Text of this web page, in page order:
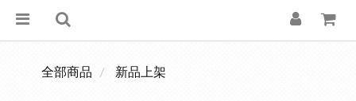
全部商品 新品上架